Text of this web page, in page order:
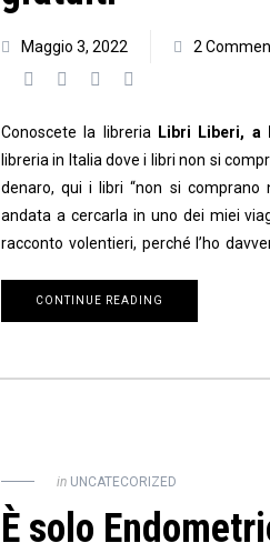
Maggio 3, 2022 2
Conoscete la libreria Libri Liberi, a
libreria in Italia dove i libri non si
denaro, qui i libri “non si comprano
andata a cercarla in uno dei miei
racconto volentieri, perché l’ho
CONTINUE READING
in UNCATECORIZED
È solo